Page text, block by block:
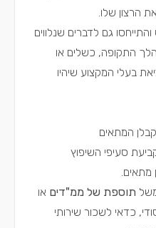
הרצון שלו.
גם לדברים שנלווים
התקופה, כשלים או
בעלי המקצוע שיהיו
המתאים
סעיפי השיפוץ
מתאים.
תוספת של ממ"דים או
כדאי לשכור שירותי